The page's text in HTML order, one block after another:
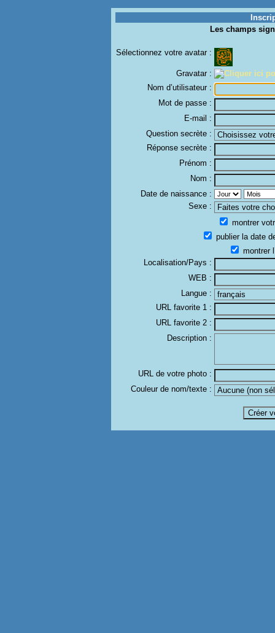
Les champs
Sélectionnez votre avatar :
Gravatar :
Nom d’utilisateur :
Mot de passe :
E-mail :
Question secrète :
Réponse secrète :
Prénom :
Nom :
Date de naissance :
Sexe :
montrer
publier la date
montrer
Localisation/Pays :
WEB :
Langue :
URL favorite 1 :
URL favorite 2 :
Description :
URL de votre photo :
Couleur de nom/texte :